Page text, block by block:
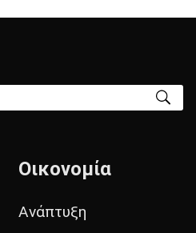
Οικονομία
Ανάπτυξη